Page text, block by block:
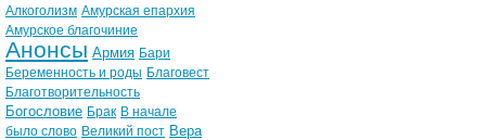
Алкоголизм Амурская епархия
Амурское благочиние
Анонсы Армия Бари
Беременность и роды Благовест
Благотворительность
Богословие Брак В начале
было слово Великий пост Вера